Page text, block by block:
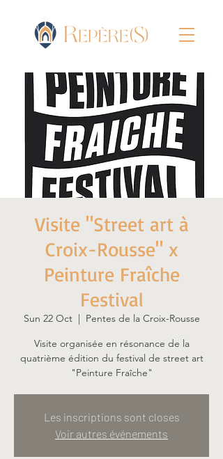
Visite "Street art à
Croix-Rousse" x
Peinture Fraîche
Festival
Sun 22 Oct
  |
Pentes de la Croix-Rousse
Visite organisée en résonance de la
quatrième édition du festival de street art
"Peinture Fraîche"
Les inscriptions sont closes
Voir autres événements